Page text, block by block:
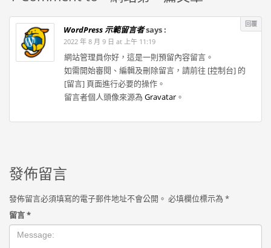
WordPress 示範留言者says :
回覆
2022 年 8 月 9 日 at 上午 11:19
網站管理員你好，這是一則預留內容留言。
如需開始審閱、編輯及刪除留言，請前往 [控制台] 的
[留言] 頁面進行必要的操作。
留言者個人頭像來源為 Gravatar 。
發佈留言
發佈留言必須填寫的電子郵件地址不會公開。 必填欄位標示為 *
留言*